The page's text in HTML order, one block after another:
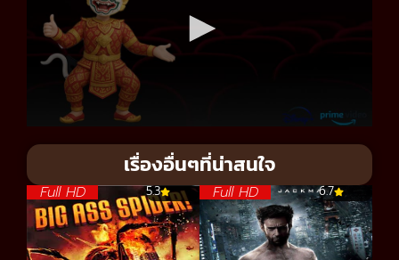
เรื่องอื่นๆที่น่าสนใจ
Full HD 5.3 Full HD 6.7